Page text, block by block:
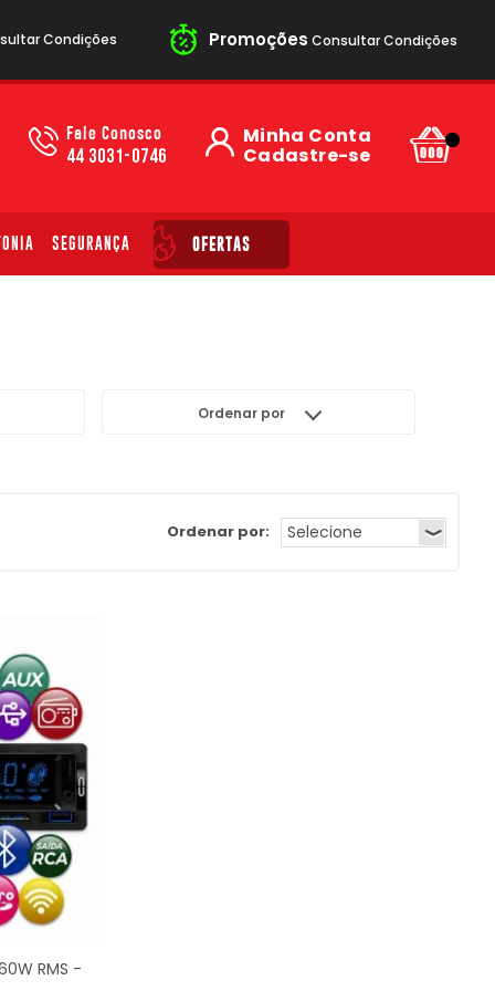
Condições Promoções Consultar Condições
Fale Conosco
44 3031-0746
Minha Conta
Cadastre-se
SEGURANÇA OFERTAS
Ordenar por
Ordenar por:
RMS -